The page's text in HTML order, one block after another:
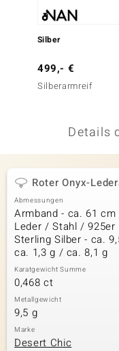
Collection
BY DE MELO
Classics
Silber
499,- €
Silberarmreif
Details
Roter Onyx-
Abmessungen
Armband - ca. 61
Leder / Stahl / 925er
Sterling Silber - ca.
ca. 1,3 g / ca. 8,1 g
Karatgewicht Summe
0,468 ct
Metallgewicht
9,5 g
Marke
Desert Chic